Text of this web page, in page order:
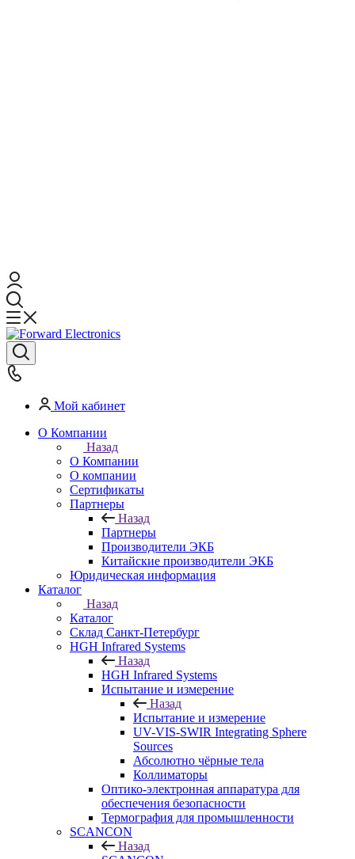
Мой кабинет
О Компании
Назад
О Компании
О компании
Сертификаты
Партнеры
Назад
Партнеры
Производители ЭКБ
Китайские производители ЭКБ
Юридическая информация
Каталог
Назад
Каталог
Cклад Санкт-Петербург
HGH Infrared Systems
Назад
HGH Infrared Systems
Испытание и измерение
Назад
Испытание и измерение
UV-VIS-SWIR Integrating Sphere
Sources
Абсолютно чёрные тела
Коллиматоры
Оптико-электронная аппаратура для
обеспечения безопасности
Термография для промышленности
SCANCON
Назад